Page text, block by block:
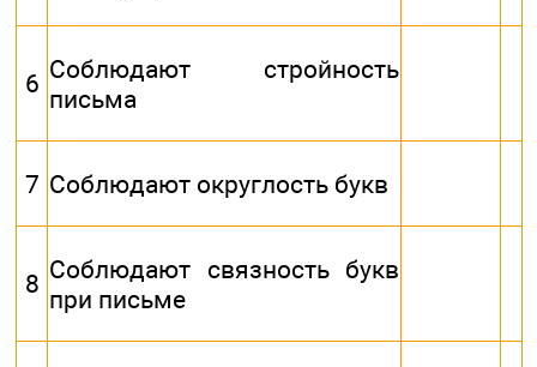
6 Соблюдают стройность
письма
7 Соблюдают округлость букв
8 Соблюдают связность букв
при письме